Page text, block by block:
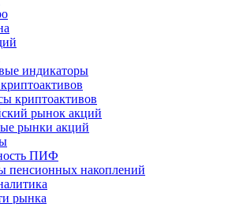
индикаторы
криптоактивов
рынок акций
рынки акций
ПИФ
пенсионных накоплений
рынка